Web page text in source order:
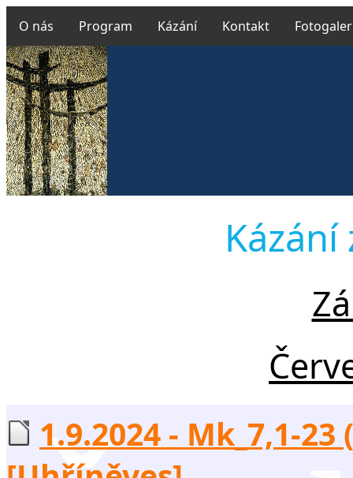
O nás Program Kázání Kontakt
1.9.2024 - Mk_7,1-